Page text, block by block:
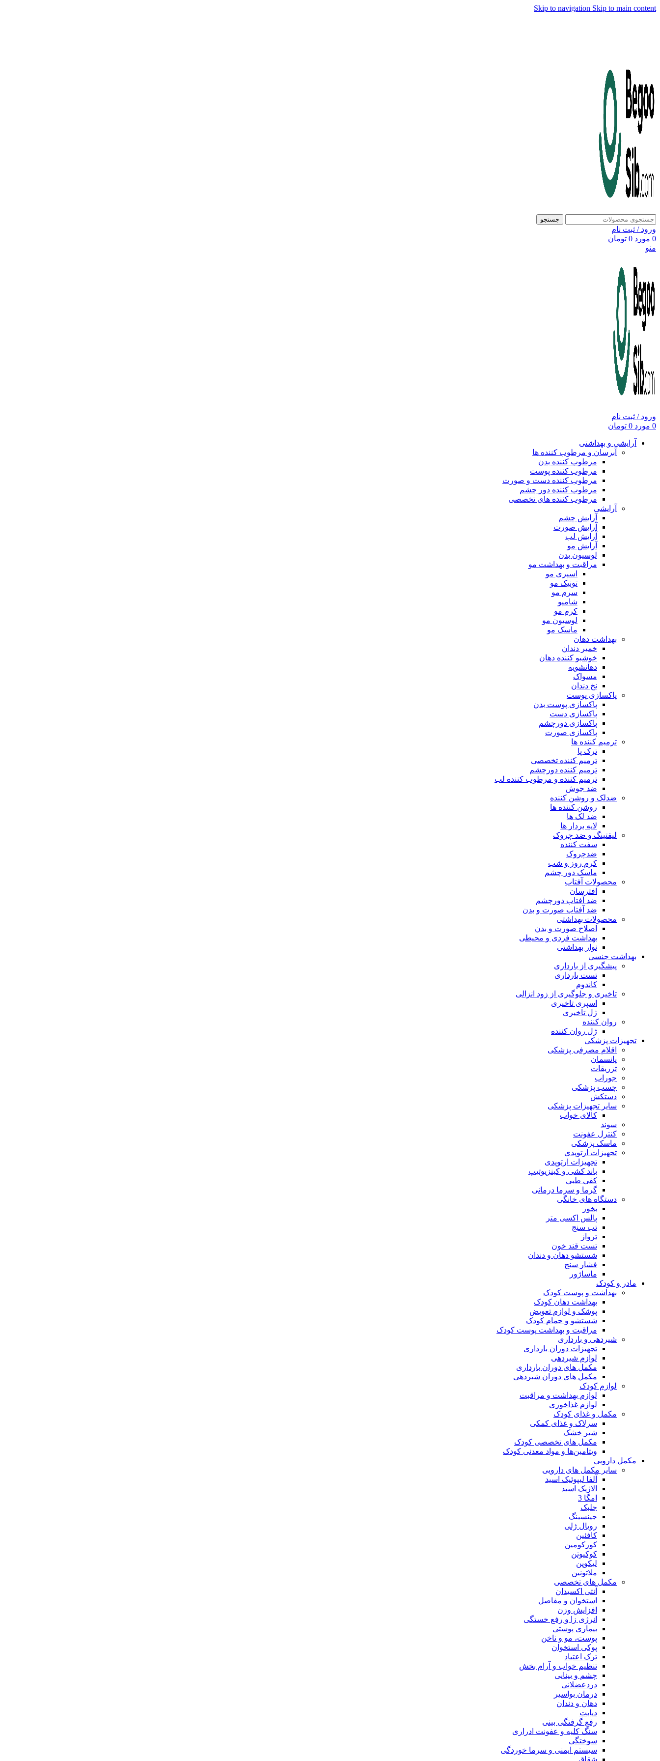
Skip to navigation Skip to main content
جستجو
ورود / ثبت نام
0 مورد 0 تومان
منو
ورود / ثبت نام
0 مورد 0 تومان
آرایشی و بهداشتی
آبرسان و مرطوب کننده ها
مرطوب کننده بدن
مرطوب کننده پوست
مرطوب کننده دست و صورت
مرطوب کننده دور چشم
مرطوب کننده های تخصصی
آرایشی
آرایش چشم
آرایش صورت
آرایش لب
آرایش مو
لوسیون بدن
مراقبت و بهداشت مو
اسپری مو
تونیک مو
سرم مو
شامپو
کرم مو
لوسیون مو
ماسک مو
بهداشت دهان
خمیر دندان
خوشبو کننده دهان
دهانشویه
مسواک
نخ دندان
پاکسازی پوست
پاکسازی پوست بدن
پاکسازی دست
پاکسازی دورچشم
پاکسازی صورت
ترمیم کننده ها
ترک پا
ترمیم کننده تخصصی
ترمیم کننده دورچشم
ترمیم کننده و مرطوب کننده لب
ضد جوش
ضدلک و روشن کننده
روشن کننده ها
ضد لک ها
لایه بردار ها
لیفتینگ و ضد چروک
سفت کننده
ضدچروک
کرم روز و شب
ماسک دور چشم
محصولات آفتاب
افترسان
ضد آفتاب دورچشم
ضد آفتاب صورت و بدن
محصولات بهداشتی
اصلاح صورت و بدن
بهداشت فردی و محیطی
نوار بهداشتی
بهداشت جنسی
پیشگیری از بارداری
تست بارداری
کاندوم
تاخیری و جلوگیری از زود انزالی
اسپری تاخیری
ژل تاخیری
روان کننده
ژل روان کننده
تجهیزات پزشکی
اقلام مصرفی پزشکی
پانسمان
تزریقات
جوراب
چسب پزشکی
دستکش
سایر تجهیزات پزشکی
کالای خواب
سوند
کنترل عفونت
ماسک پزشکی
تجهیزات ارتوپدی
تجهیزات ارتوپدی
باند کشی و کینزیوتیپ
کفی طبی
گرما و سرما درمانی
دستگاه های خانگی
بخور
پالس اکسی متر
تب سنج
ترواز
تست قند خون
شستشو دهان و دندان
فشار سنج
ماساژور
مادر و کودک
بهداشت و پوست کودک
بهداشت دهان کودک
پوشک و لوازم تعویض
شستشو و حمام کودک
مراقبت و بهداشت پوست کودک
شیردهی و بارداری
تجهیزات دوران بارداری
لوازم شیردهی
مکمل های دوران بارداری
مکمل های دوران شیردهی
لوازم کودک
لوازم بهداشت و مراقبت
لوازم غذاخوری
مکمل و غذای کودک
سرلاک و غذای کمکی
شیر خشک
مکمل های تخصصی کودک
ویتامین‌ها و مواد معدنی کودک
مکمل دارویی
سایر مکمل های دارویی
آلفا لیپوئیک اسید
الاژیک اسید
امگا 3
جلبک
جینسینگ
رویال ژلی
کافئین
کورکومین
کوکیوتن
لیکوپن
ملاتونین
مکمل های تخصصی
آنتی اکسیدان
استخوان و مفاصل
افزایش وزن
انرژی زا و رفع خستگی
بیماری پوستی
پوست، مو و ناخن
پوکی استخوان
ترک اعتیاد
تنظیم خواب و آرام بخش
چشم و بینایی
دردعضلانی
درمان بواسیر
دهان و دندان
دیابت
رفع گرفتگی بینی
سنگ کلیه و عفونت ادراری
سوختگی
سیستم ایمنی و سرما خوردگی
شقاق